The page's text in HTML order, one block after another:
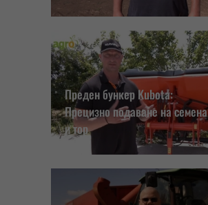
Преден бункер Kubota:
Прецизно подаване на семена
и тор